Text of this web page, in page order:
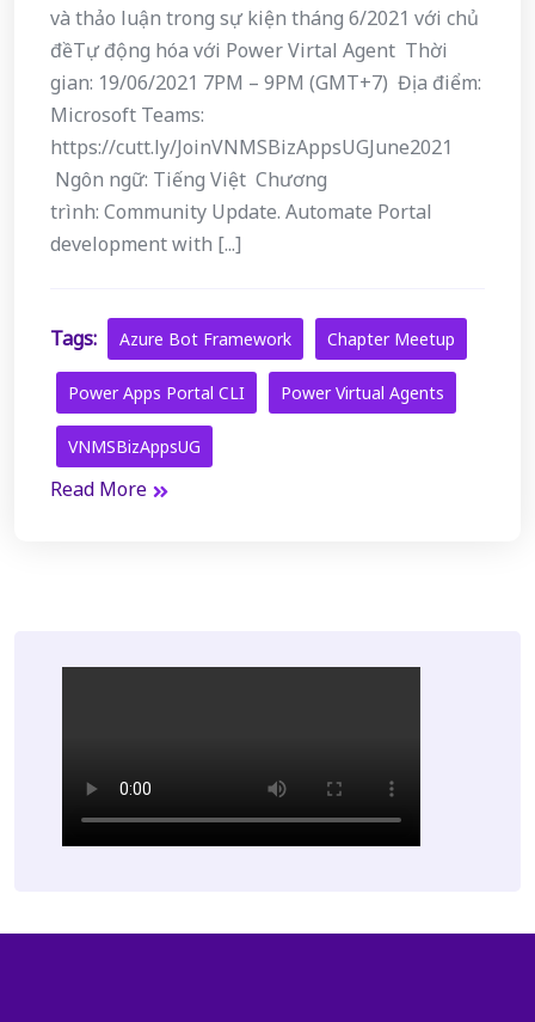
và thảo luận trong sự kiện tháng 6/2021 với chủ
đềTự động hóa với Power Virtal Agent Thời
gian: 19/06/2021 7PM – 9PM (GMT+7) Địa điểm:
Microsoft Teams:
https://cutt.ly/JoinVNMSBizAppsUGJune2021
Ngôn ngữ: Tiếng Việt Chương
trình: Community Update. Automate Portal
development with [...]
Tags: Azure Bot Framework Chapter Meetup
Power Apps Portal CLI Power Virtual Agents
VNMSBizAppsUG
Read More